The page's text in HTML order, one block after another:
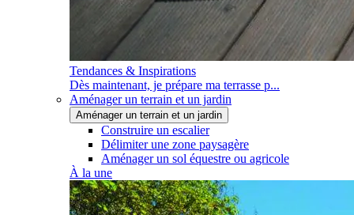
Tendances & Inspirations
Dès maintenant, je prépare ma terrasse p...
Aménager un terrain et un jardin
Aménager un terrain et un jardin
Construire un escalier
Délimiter une zone paysagère
Aménager un sol équestre ou agricole
À la une